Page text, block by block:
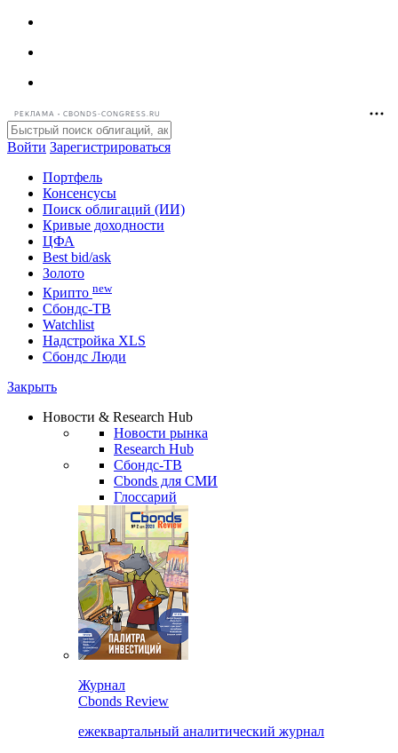
РЕКЛАМА • CBONDS-CONGRESS.RU
Войти Зарегистрироваться
Портфель
Консенсусы
Поиск облигаций (ИИ)
Кривые доходности
ЦФА
Best bid/ask
Золото
Крипто new
Сбондс-ТВ
Watchlist
Надстройка XLS
Сбондс Люди
Закрыть
Новости & Research Hub
Новости рынка
Research Hub
Сбондс-ТВ
Cbonds для СМИ
Глоссарий
Журнал
Cbonds Review
ежеквартальный аналитический журнал